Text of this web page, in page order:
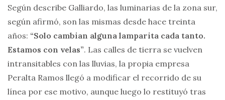
Según describe Galliardo, las luminarias de la zona sur,
según afirmó, son las mismas desde hace treinta
años: “Solo cambian alguna lamparita cada tanto.
Estamos con velas”. Las calles de tierra se vuelven
intransitables con las lluvias, la propia empresa
Peralta Ramos llegó a modificar el recorrido de su
línea por ese motivo, aunque luego lo restituyó tras